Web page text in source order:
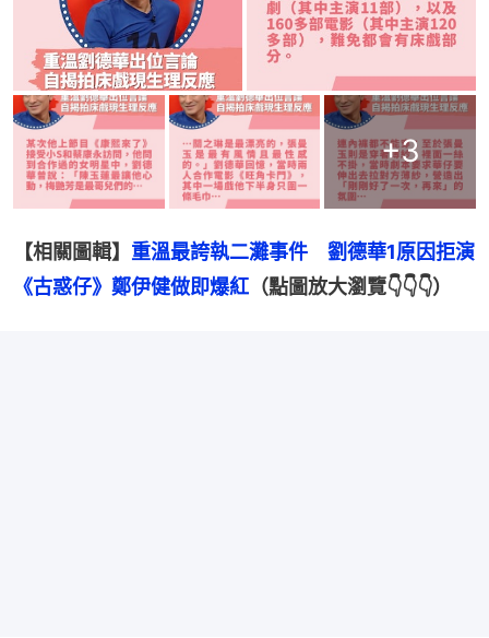
+3
【相關圖輯】 重溫最誇執二灘事件　劉德華1原因拒演
《古惑仔》鄭伊健做即爆紅 （點圖放大瀏覽👇👇👇）